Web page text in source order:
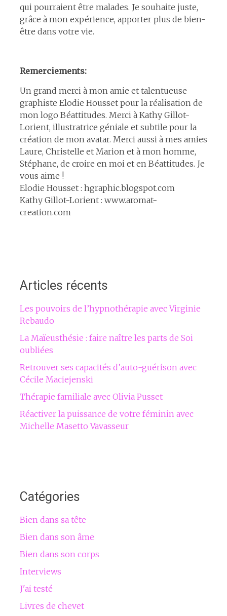
qui pourraient être malades. Je souhaite juste,
grâce à mon expérience, apporter plus de bien-
être dans votre vie.
Remerciements:
Un grand merci à mon amie et talentueuse
graphiste Elodie Housset pour la réalisation de
mon logo Béattitudes. Merci à Kathy Gillot-
Lorient, illustratrice géniale et subtile pour la
création de mon avatar. Merci aussi à mes amies
Laure, Christelle et Marion et à mon homme,
Stéphane, de croire en moi et en Béattitudes. Je
vous aime !
Elodie Housset : hgraphic.blogspot.com
Kathy Gillot-Lorient : www.aromat-
creation.com
Articles récents
Les pouvoirs de l’hypnothérapie avec Virginie
Rebaudo
La Maïeusthésie : faire naître les parts de Soi
oubliées
Retrouver ses capacités d’auto-guérison avec
Cécile Maciejenski
Thérapie familiale avec Olivia Pusset
Réactiver la puissance de votre féminin avec
Michelle Masetto Vavasseur
Catégories
Bien dans sa tête
Bien dans son âme
Bien dans son corps
Interviews
J'ai testé
Livres de chevet